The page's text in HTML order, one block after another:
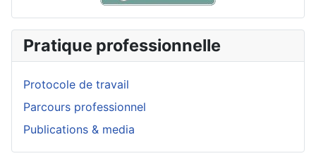
Pratique professionnelle
Protocole de travail
Parcours professionnel
Publications & media